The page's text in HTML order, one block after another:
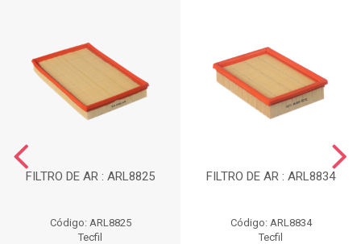
FILTRO DE AR : ARL8825
Código: ARL8825
Tecfil
FILTRO DE AR : ARL8834
Código: ARL8834
Tecfil